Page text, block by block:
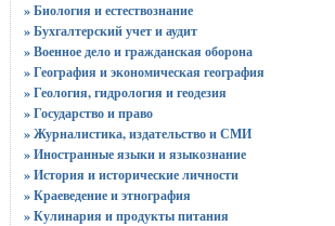
» Биология и естествознание
» Бухгалтерский учет и аудит
» Военное дело и гражданская оборона
» География и экономическая география
» Геология, гидрология и геодезия
» Государство и право
» Журналистика, издательство и СМИ
» Иностранные языки и языкознание
» История и исторические личности
» Краеведение и этнография
» Кулинария и продукты питания